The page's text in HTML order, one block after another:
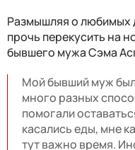
Размышляя о любимых
прочь перекусить на
бывшего мужа Сэма
Мой бывший муж
много разных
помогали
касались еды, мне
тут важно время.